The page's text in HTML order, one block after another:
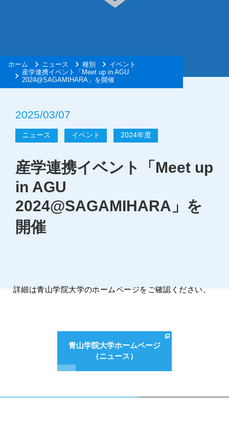
ホーム ニュース 種別
イベント
産学連携イベント「Meet up in AGU
2024@SAGAMIHARA」を開催
2025/03/07
ニュース イベント 2024年度
産学連携イベント「Meet up
in AGU
2024@SAGAMIHARA」を
開催
詳細は青山学院大学のホームページをご確認ください。
青山学院大学ホームページ
（ニュース）